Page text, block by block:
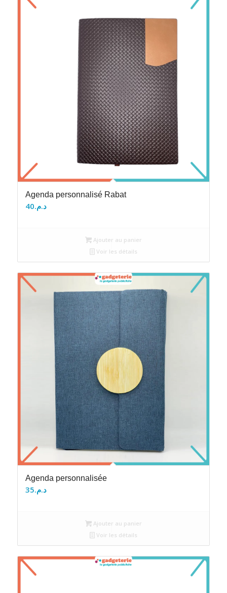
Agenda personnalisé Rabat
د.م.40
Ajouter au panier
Voir les détails
Agenda personnalisée
د.م.35
Ajouter au panier
Voir les détails